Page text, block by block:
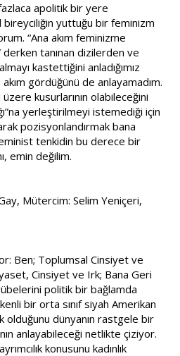
apolitik bir yere
bireyciliğin yuttuğu bir feminizm
“Ana akım feminizme
derken tanınan dizilerden ve
kastettiğini anladığımız
gördüğünü de anlayamadım.
kusurlarının olabileceğini
yerleştirilmeyi istemediği için
pozisyonlandırmak bana
tenkidin bu derece bir
emin değilim.
Mütercim: Selim Yeniçeri,
Ben; Toplumsal Cinsiyet ve
Cinsiyet ve Irk; Bana Geri
politik bir bağlamda
bir orta sınıf siyah Amerikan
olduğunu dünyanın rastgele bir
anlayabileceği netlikte çiziyor.
konusunu kadınlık